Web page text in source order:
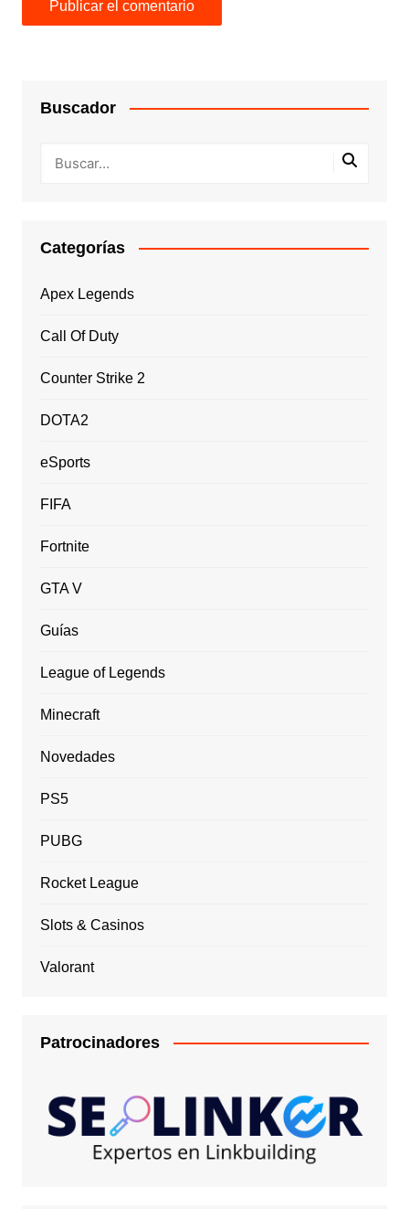
Buscador
Categorías
Apex Legends
Call Of Duty
Counter Strike 2
DOTA2
eSports
FIFA
Fortnite
GTA V
Guías
League of Legends
Minecraft
Novedades
PS5
PUBG
Rocket League
Slots & Casinos
Valorant
Patrocinadores